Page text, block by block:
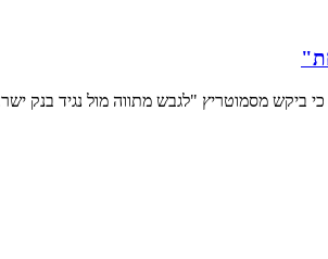
ביקש מסמוטריץ "לגבש מתווה מול נגיד בנק